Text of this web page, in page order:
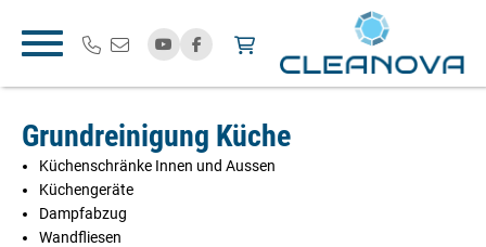
Grundreinigung Küche
Küchenschränke Innen und Aussen
Küchengeräte
Dampfabzug
Wandfliesen